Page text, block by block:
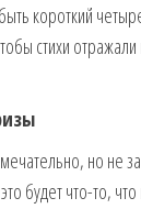
короткий
стихи отражали
но не
будет что-то,